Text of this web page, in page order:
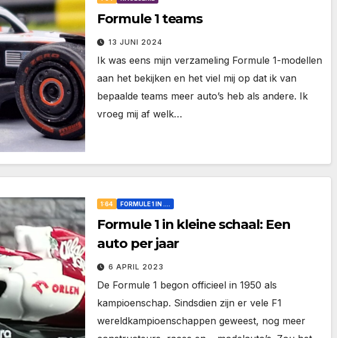
Formule 1 teams
13 JUNI 2024
Ik was eens mijn verzameling Formule 1-modellen
aan het bekijken en het viel mij op dat ik van
bepaalde teams meer auto’s heb als andere. Ik
vroeg mij af welk…
1:64 FORMULE 1 IN ....
Formule 1 in kleine schaal: Een
auto per jaar
6 APRIL 2023
De Formule 1 begon officieel in 1950 als
kampioenschap. Sindsdien zijn er vele F1
wereldkampioenschappen geweest, nog meer